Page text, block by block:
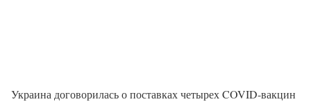
Украина договорилась о поставках четырех COVID-вакцин